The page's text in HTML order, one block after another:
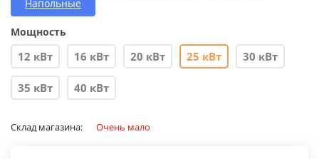
Напольные
Мощность
12 кВт 16 кВт 20 кВт 25 кВт 30 кВт
35 кВт 40 кВт
Склад магазина: Очень мало